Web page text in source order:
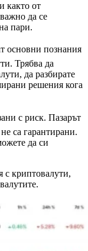
както от
да се
пари.
основни познания
Трябва да
да разбирате
решения кога
с риск. Пазарът
са гарантирани.
да си
с криптовалути,